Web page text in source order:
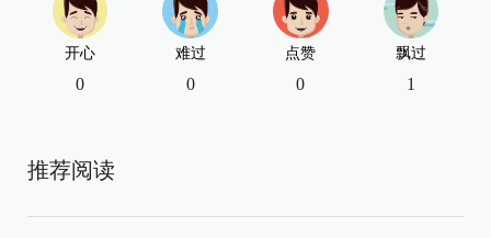
开心
0
难过
0
点赞
0
飘过
1
推荐阅读